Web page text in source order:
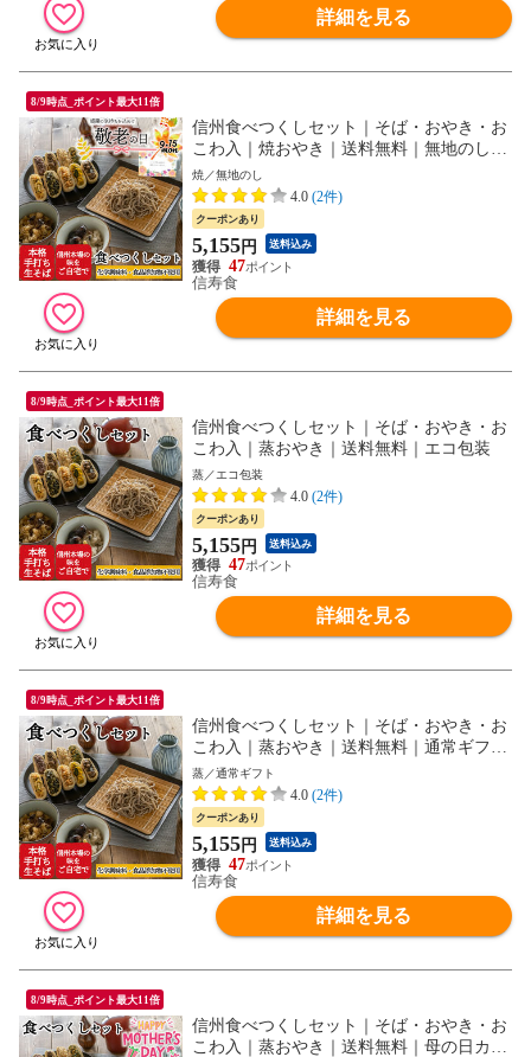
詳細を見る
8/9時点_ポイント最大11倍
信州食べつくしセット｜そば・おやき・お
こわ入｜焼おやき｜送料無料｜無地のし｜
ギフト蓋
焼／無地のし
4.0 (2件)
クーポンあり
5,155円 送料込み
47
信寿食
詳細を見る
8/9時点_ポイント最大11倍
信州食べつくしセット｜そば・おやき・お
こわ入｜蒸おやき｜送料無料｜エコ包装
蒸／エコ包装
4.0 (2件)
クーポンあり
5,155円 送料込み
47
信寿食
詳細を見る
8/9時点_ポイント最大11倍
信州食べつくしセット｜そば・おやき・お
こわ入｜蒸おやき｜送料無料｜通常ギフト
｜ギフト蓋
蒸／通常ギフト
4.0 (2件)
クーポンあり
5,155円 送料込み
47
信寿食
詳細を見る
8/9時点_ポイント最大11倍
信州食べつくしセット｜そば・おやき・お
こわ入｜蒸おやき｜送料無料｜母の日カー